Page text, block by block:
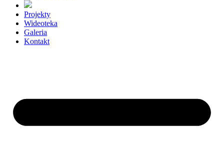
Projekty
Wideoteka
Galeria
Kontakt